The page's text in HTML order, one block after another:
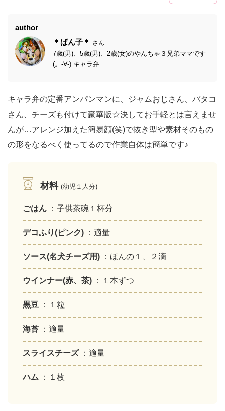
author
＊ぱん子＊
さん
7歳(男)、5歳(男)、2歳(女)のやんちゃ３兄弟ママです
(。-∀-) キャラ弁...
キャラ弁の定番アンパンマンに、ジャムおじさん、バタコ
さん、チーズも付けて豪華版☆決してお手軽とは言えませ
んが…アレンジ加えた簡易顔(笑)で抜き型や素材そのもの
の形をなるべく使ってるので作業自体は簡単です♪
材料 (幼児１人分)
ごはん ：子供茶碗１杯分
デコふり(ピンク) ：適量
ソース(名犬チーズ用) ：ほんの１、２滴
ウインナー(赤、茶) ：１本ずつ
黒豆 ：１粒
海苔 ：適量
スライスチーズ ：適量
ハム ：１枚